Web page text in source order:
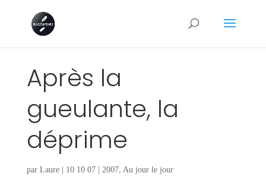
Après la
gueulante, la
déprime
par Laure| 10 10 07| 2007, Au jour le jour